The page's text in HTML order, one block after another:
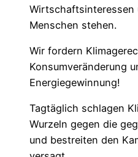
Wirtschaftsinteressen
Menschen stehen.
Wir fordern
Konsumveränderung
Energiegewinnung!
Tagtäglich schlagen
Wurzeln gegen die
und bestreiten den